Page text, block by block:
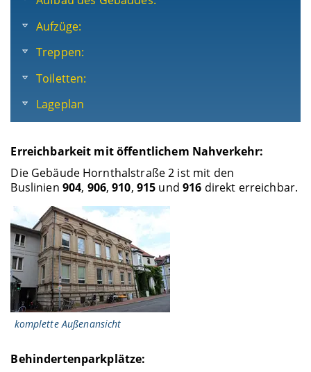
Aufzüge:
Treppen:
Toiletten:
Lageplan
Erreichbarkeit mit öffentlichem Nahverkehr:
Die Gebäude Hornthalstraße 2 ist mit den
Buslinien 904, 906,910, 915 und916 direkt erreichbar.
komplette Außenansicht
Behindertenparkplätze: